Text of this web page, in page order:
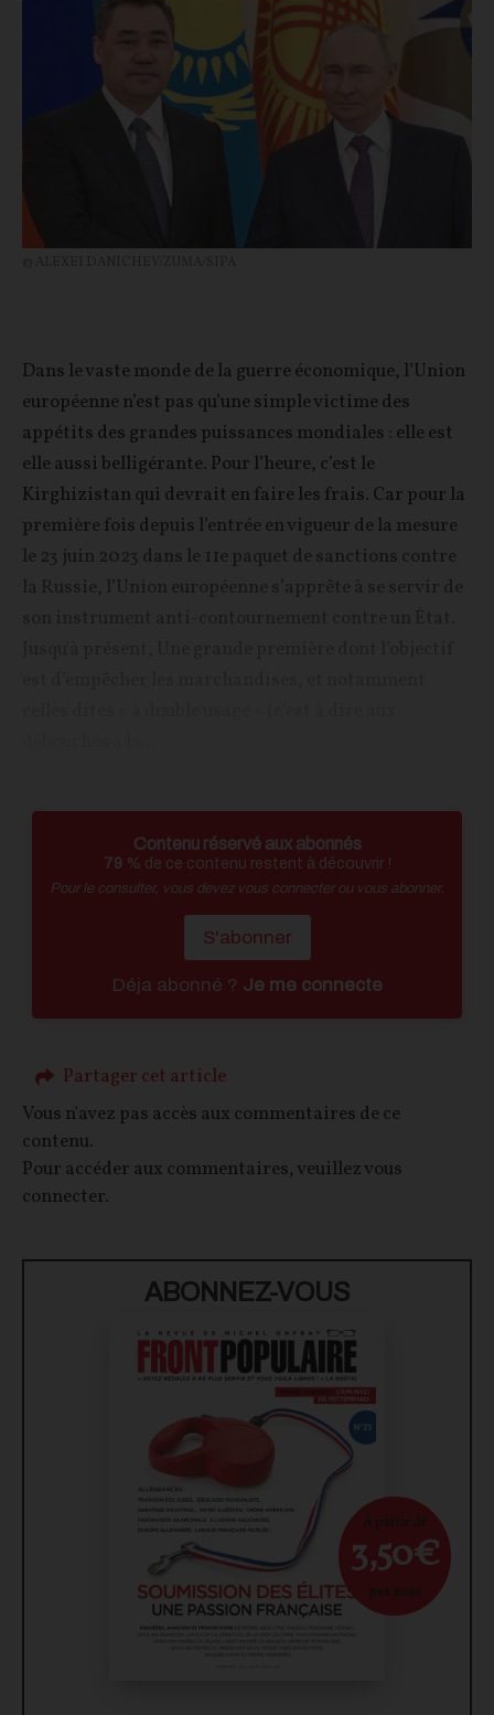
Dans le vaste monde de la guerre économique, l’Union
européenne n’est pas qu’une simple victime des
appétits des grandes puissances mondiales : elle est
elle aussi belligérante. Pour l’heure, c’est le
Kirghizistan qui devrait en faire les frais. Car pour la
première fois depuis l’entrée en vigueur de la mesure
le 23 juin 2023 dans le 11e paquet de sanctions contre
Contenu réservé aux abonnés
79 % de ce contenu restent à découvrir !
Pour le consulter, vous devez vous connecter ou vous abonner.
S'abonner
Déja abonné ? Je me connecte
Partager cet article
Vous n'avez pas accès aux commentaires de ce
contenu.
Pour accéder aux commentaires, veuillez vous
connecter.
ABONNEZ-VOUS
À partir de
3,50€
par mois